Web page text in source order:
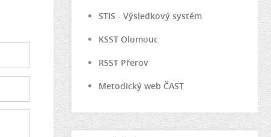
STIS - Výsledkový systém
KSST Olomouc
RSST Přerov
Metodický web ČAST